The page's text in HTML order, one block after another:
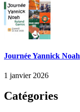
Journée Yannick Noah
1 janvier 2026
Catégories